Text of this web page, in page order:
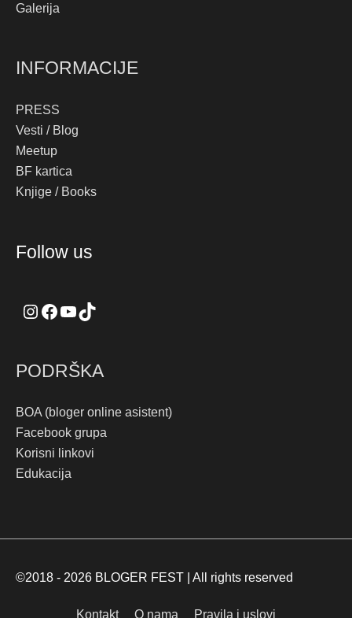
Galerija
INFORMACIJE
PRESS
Vesti / Blog
Meetup
BF kartica
Knjige / Books
Follow us
PODRŠKA
BOA (bloger online asistent)
Facebook grupa
Korisni linkovi
Edukacija
©2018 - 2026 BLOGER FEST | All rights reserved
Kontakt O nama Pravila i uslovi